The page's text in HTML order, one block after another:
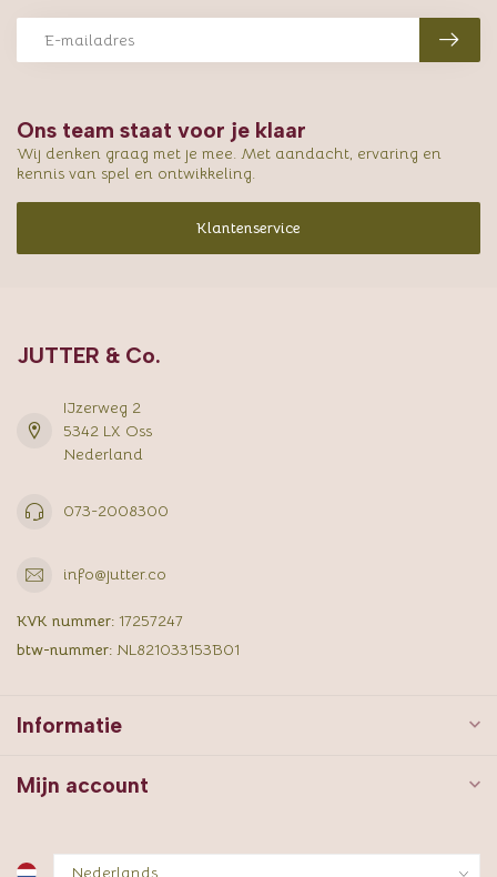
Ons team staat voor je klaar
Wij denken graag met je mee. Met aandacht, ervaring en
kennis van spel en ontwikkeling.
Klantenservice
JUTTER & Co.
IJzerweg 2
5342 LX Oss
Nederland
073-2008300
info@jutter.co
KVK nummer: 17257247
btw-nummer: NL821033153B01
Informatie
Mijn account